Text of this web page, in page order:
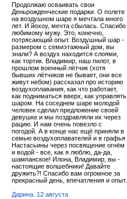
Продолжаю осваивать свои
Деньрожденческие подарки. О полете
на воздушном шаре я мечтала много
лет. И йохоу, мечта сбылась. Спасибо
любимому мужу. Это, конечно,
потрясающий опыт. Воздушный шар -
размером с семиэтажный дом, вы
знали? А воздух находится слоями,
как тортик. Владимир, наш пилот, в
прошлом военный лётчик (хотя
бывших лётчиков не бывает, они все
живут небом) рассказал про историю
воздухоплавания, как что работает,
как подниматься вверх, как управлять
шаром. На соседнем шаре молодой
человек сделал предложение своей
девушке и мы поздравляли их через
рацию. И нам очень повезло с
погодой. А в конце нас ещё приняли в
семью воздухоплавателей и в графья
Настасьины через посвящение огнём
и водой - все, как я люблю, да-да,
шампанское! Илона, Владимир, вы -
настоящие волшебники! Давайте
дружить?! Спасибо вам огромное за
прекрасный день, впечатления и опыт.
Дарина. 12 августа